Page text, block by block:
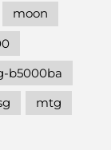
moon
b5000ba
mtg